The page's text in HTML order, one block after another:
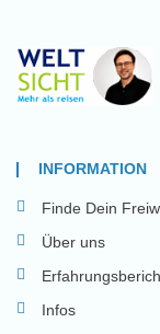
INFORMATION
Finde Dein
Über uns
Infos